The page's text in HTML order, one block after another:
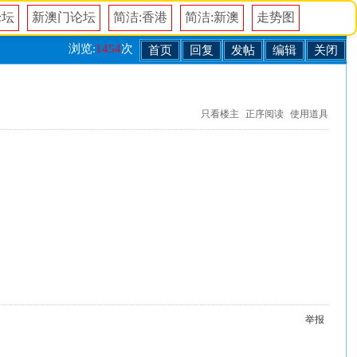
新澳门论坛 简洁:香港 简洁:新澳 走势图
关闭
编辑
发帖
回复
首页
浏览:1454次
只看楼主 正序阅读 使用道具
举报